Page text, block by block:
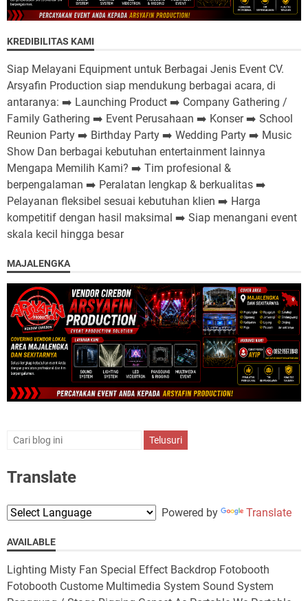
KREDIBILITAS KAMI
Siap Melayani Equipment untuk Berbagai Jenis Event CV.
Arsyafin Production siap mendukung berbagai acara, di
antaranya: ➡️ Launching Product ➡️ Company Gathering /
Family Gathering ➡️ Event Perusahaan ➡️ Konser ➡️ School
Reunion Party ➡️ Birthday Party ➡️ Wedding Party ➡️ Music
Show Dan berbagai kebutuhan entertainment lainnya
Mengapa Memilih Kami? ➡️ Tim profesional &
berpengalaman ➡️ Peralatan lengkap & berkualitas ➡️
Pelayanan fleksibel sesuai kebutuhan klien ➡️ Harga
kompetitif dengan hasil maksimal ➡️ Siap menangani event
skala kecil hingga besar
MAJALENGKA
Translate
Powered by Translate
AVAILABLE
Lighting Misty Fan Special Effect Backdrop Fotobooth
Fotobooth Custome Multimedia System Sound System